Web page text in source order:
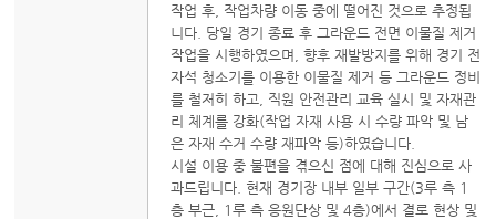
작업 후, 작업차량 이동 중에 떨어진 것으로 추정됩
니다. 당일 경기 종료 후 그라운드 전면 이물질 제거
작업을 시행하였으며, 향후 재발방지를 위해 경기 전
자석 청소기를 이용한 이물질 제거 등 그라운드 정비
를 철저히 하고, 직원 안전관리 교육 실시 및 자재관
리 체계를 강화(작업 자재 사용 시 수량 파악 및 남
은 자재 수거 수량 재파악 등)하였습니다.
시설 이용 중 불편을 겪으신 점에 대해 진심으로 사
과드립니다. 현재 경기장 내부 일부 구간(3루 측 1
층 부근, 1루 측 응원단상 및 4층)에서 결로 현상 및